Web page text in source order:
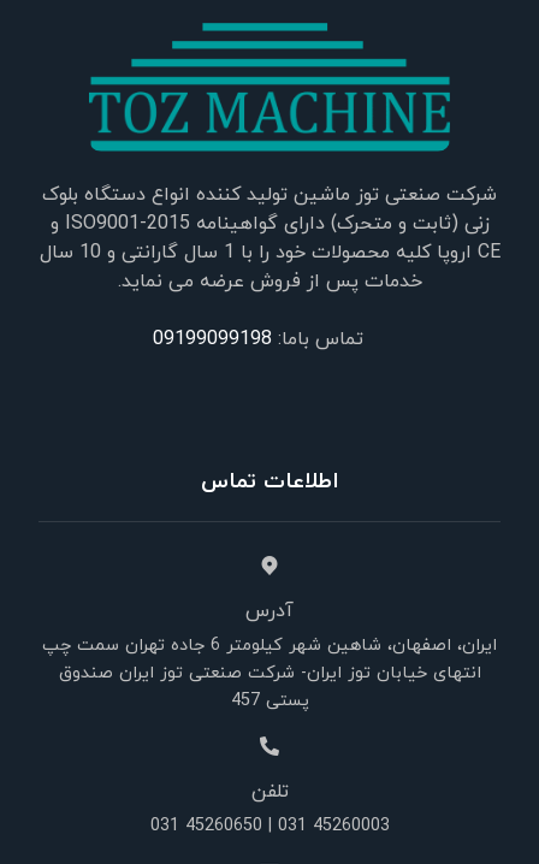
شرکت صنعتی توز ماشین تولید کننده انواع دستگاه بلوک
زنی (ثابت و متحرک) دارای گواهینامه ISO9001-2015 و
CE اروپا کلیه محصولات خود را با 1 سال گارانتی و 10 سال
خدمات پس از فروش عرضه می نماید.
تماس باما: 09199099198
اطلاعات تماس
آدرس
ایران، اصفهان، شاهین شهر کیلومتر 6 جاده تهران سمت چپ
انتهای خیابان توز ایران- شرکت صنعتی توز ایران صندوق
پستی 457
تلفن
45260003 031 | 45260650 031